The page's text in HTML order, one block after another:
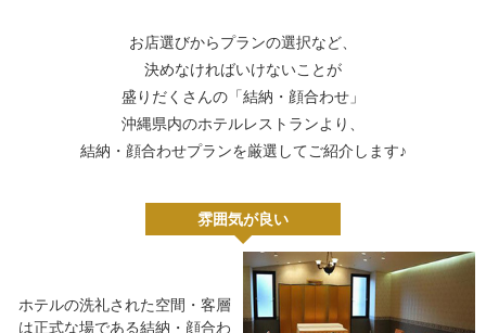
お店選びからプランの選択など、
決めなければいけないことが
盛りだくさんの「結納・顔合わせ」
沖縄県内のホテルレストランより、
結納・顔合わせプランを厳選してご紹介します♪
雰囲気が良い
ホテルの洗礼された空間・客層
は正式な場である結納・顔合わ